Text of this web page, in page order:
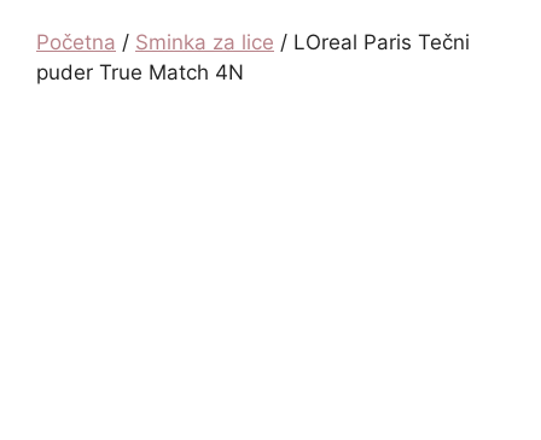
Početna / Sminka za lice / LOreal Paris Tečni
puder True Match 4N